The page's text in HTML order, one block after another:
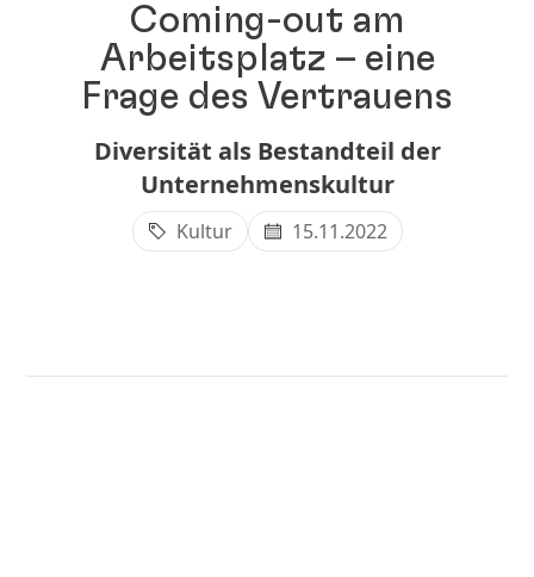
Coming-out am
Arbeitsplatz – eine
Frage des Vertrauens
Diversität als Bestandteil der
Unternehmenskultur
Kultur 15.11.2022